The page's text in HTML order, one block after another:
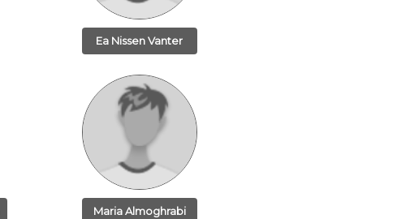
Ea Nissen Vanter
Maria Almoghrabi